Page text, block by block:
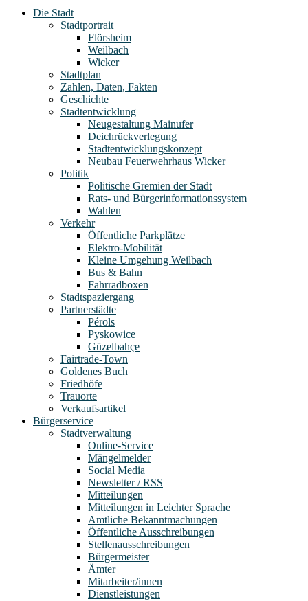
Die Stadt
Stadtportrait
Flörsheim
Weilbach
Wicker
Stadtplan
Zahlen, Daten, Fakten
Geschichte
Stadtentwicklung
Neugestaltung Mainufer
Deichrückverlegung
Stadtentwicklungskonzept
Neubau Feuerwehrhaus Wicker
Politik
Politische Gremien der Stadt
Rats- und Bürgerinformationssystem
Wahlen
Verkehr
Öffentliche Parkplätze
Elektro-Mobilität
Kleine Umgehung Weilbach
Bus & Bahn
Fahrradboxen
Stadtspaziergang
Partnerstädte
Pérols
Pyskowice
Güzelbahçe
Fairtrade-Town
Goldenes Buch
Friedhöfe
Trauorte
Verkaufsartikel
Bürgerservice
Stadtverwaltung
Online-Service
Mängelmelder
Social Media
Newsletter / RSS
Mitteilungen
Mitteilungen in Leichter Sprache
Amtliche Bekanntmachungen
Öffentliche Ausschreibungen
Stellenausschreibungen
Bürgermeister
Ämter
Mitarbeiter/innen
Dienstleistungen